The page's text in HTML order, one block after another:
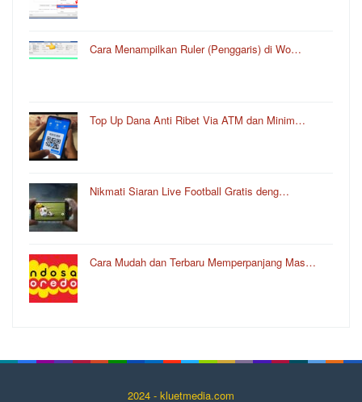
Cara Menampilkan Ruler (Penggaris) di Wo…
Top Up Dana Anti Ribet Via ATM dan Minim…
Nikmati Siaran Live Football Gratis deng…
Cara Mudah dan Terbaru Memperpanjang Mas…
2024 - kluetmedia.com